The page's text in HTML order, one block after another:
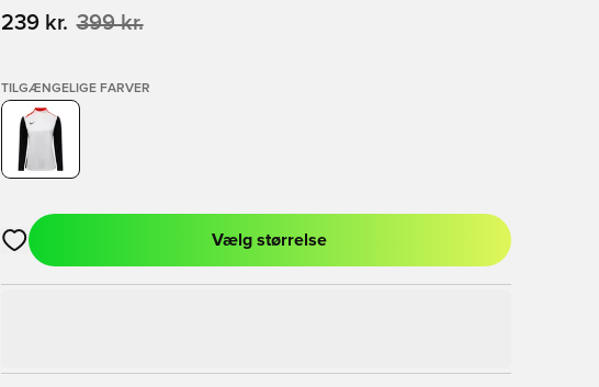
239 kr. 399 kr.
TILGÆNGELIGE FARVER
Åbner en Modal til at logge ind eller tilmelde dig som medlem
Vælg størrelse